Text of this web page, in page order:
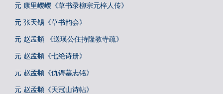
元 康里巎巎《草书录柳宗元梓人传》
元 张天锡《草书韵会》
元 赵孟頫 《送瑛公住持隆教寺疏》
元 赵孟頫《七绝诗册》
元 赵孟頫《仇锷墓志铭》
元 赵孟頫《天冠山诗帖》